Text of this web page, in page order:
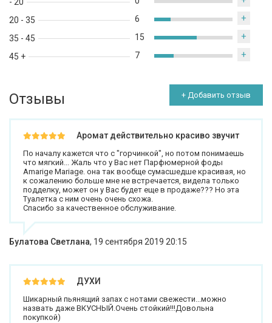
20 - 35
35 - 45
45 +
6 +
15 +
7 +
Отзывы + Добавить отзыв
Аромат действительно красиво звучит
По началу кажется что с "горчинкой", но потом понимаешь
что мягкий... Жаль что у Вас нет Парфюмерной фоды
Amarige Mariage. она так вообще сумасшедше красивая, но
к сожалению больше мне не встречается, видела только
подделку, может он у Вас будет еще в продаже??? Но эта
Туалетка с ним очень очень схожа.
Спасибо за качественное обслуживание.
Булатова Светлана, 19 сентября 2019 20:15
ДУХИ
Шикарный пьянящий запах с нотами свежести...можно
назвать даже ВКУСНЫЙ.Очень стойкий!!!Довольна
покупкой)